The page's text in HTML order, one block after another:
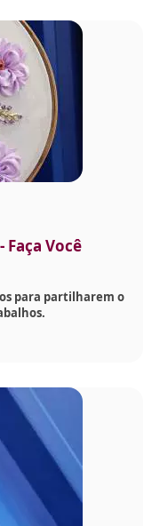
Faça Você
para partilharem o